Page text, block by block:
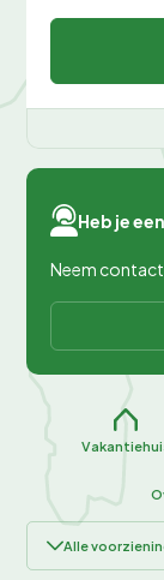
Heb je
Neem
Alle